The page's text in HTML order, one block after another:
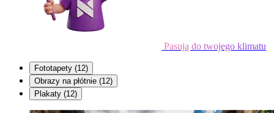
Pasują do twojego klimatu
Fototapety (12)
Obrazy na płótnie (12)
Plakaty (12)